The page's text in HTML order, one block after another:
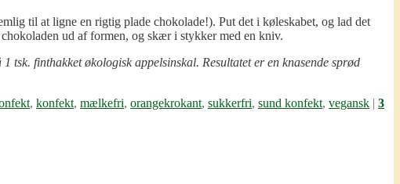
til at ligne en rigtig plade chokolade!). Put det i køleskabet, og lad det
ud af formen, og skær i stykker med en kniv.
finthakket økologisk appelsinskal. Resultatet er en knasende sprød
, konfekt, mælkefri, orangekrokant, sukkerfri, sund konfekt, vegansk | 3